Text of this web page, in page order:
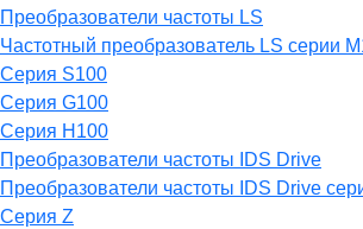
Преобразователи частоты LS
Частотный преобразователь LS серии
Серия S100
Серия G100
Серия H100
Преобразователи частоты IDS Drive
Преобразователи частоты IDS Drive
Серия Z